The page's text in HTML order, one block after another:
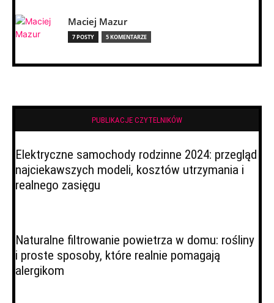
Maciej Mazur
7 POSTY 5 KOMENTARZE
PUBLIKACJE CZYTELNIKÓW
Elektryczne samochody rodzinne 2024: przegląd
najciekawszych modeli, kosztów utrzymania i
realnego zasięgu
Naturalne filtrowanie powietrza w domu: rośliny
i proste sposoby, które realnie pomagają
alergikom